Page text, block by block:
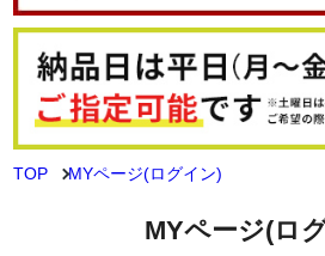
TOP MYページ(ログイン)
MYページ(ロ